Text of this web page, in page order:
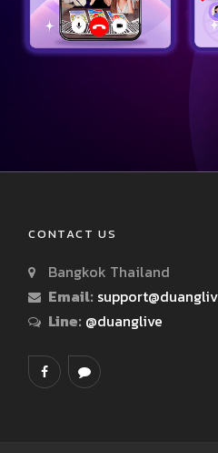
CONTACT US
Bangkok Thailand
Email:
Line: @duanglive